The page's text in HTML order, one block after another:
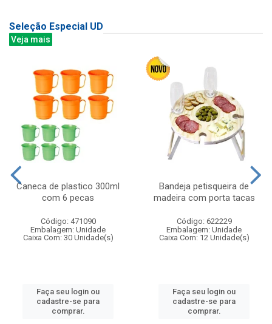
Seleção Especial UD
Veja mais
Caneca de plastico 300ml
com 6 pecas
Código: 471090
Embalagem: Unidade
Caixa Com: 30 Unidade(s)
Faça seu login ou
cadastre-se para
comprar.
Bandeja petisqueira de
madeira com porta tacas
Código: 622229
Embalagem: Unidade
Caixa Com: 12 Unidade(s)
Faça seu login ou
cadastre-se para
comprar.